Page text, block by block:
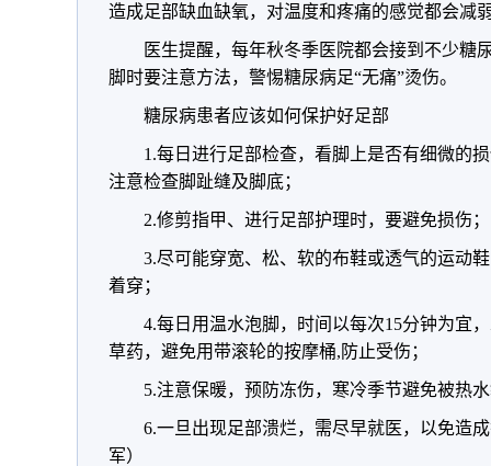
造成足部缺血缺氧，对温度和疼痛的感觉都会减
医生提醒，每年秋冬季医院都会接到不少糖
脚时要注意方法，警惕糖尿病足“无痛”烫伤。
糖尿病患者应该如何保护好足部
1.每日进行足部检查，看脚上是否有细微的
注意检查脚趾缝及脚底；
2.修剪指甲、进行足部护理时，要避免损伤；
3.尽可能穿宽、松、软的布鞋或透气的运动
着穿；
4.每日用温水泡脚，时间以每次15分钟为宜
草药，避免用带滚轮的按摩桶,防止受伤；
5.注意保暖，预防冻伤，寒冷季节避免被热
6.一旦出现足部溃烂，需尽早就医，以免造
军）